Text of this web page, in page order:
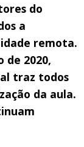
do
a
remota.
de 2020,
traz todos
da aula.